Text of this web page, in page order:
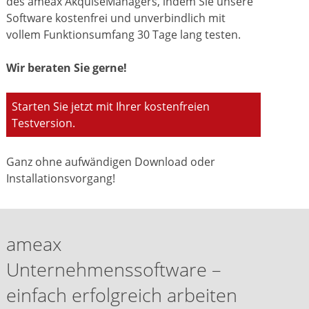
Software kostenfrei und unverbindlich mit
vollem Funktionsumfang 30 Tage lang testen.
Wir beraten Sie gerne!
Starten Sie jetzt mit Ihrer kostenfreien
Testversion.
Ganz ohne aufwändigen Download oder
Installationsvorgang!
ameax
Unternehmenssoftware –
einfach erfolgreich arbeiten